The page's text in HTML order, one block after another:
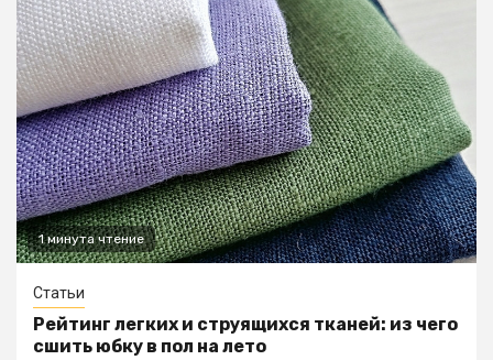
1 минута чтение
Статьи
Рейтинг легких и струящихся тканей: из чего
сшить юбку в пол на лето